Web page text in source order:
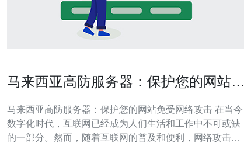
马来西亚高防服务器：保护您的网站免
马来西亚高防服务器：保护您的网站免受网络攻击 在当今
数字化时代，互联网已经成为人们生活和工作中不可或缺
的一部分。然而，随着互联网的普及和便利，网络攻击也